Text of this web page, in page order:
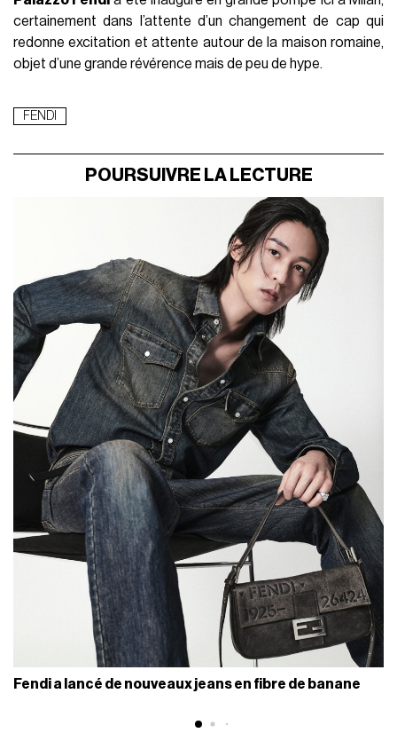
certainement dans l’attente d’un changement de cap qui
redonne excitation et attente autour de la maison romaine,
objet d’une grande révérence mais de peu de hype.
FENDI
POURSUIVRE LA LECTURE
Fendi a lancé de nouveaux jeans en fibre de banane